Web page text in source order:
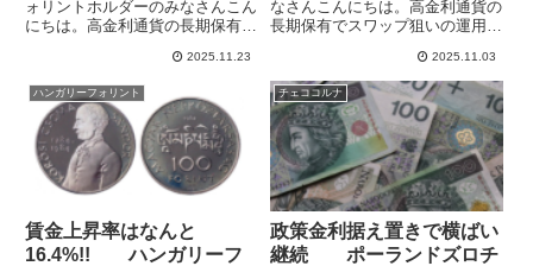
ォリントホルダーのみなさんこん
にちは。高金利通貨の長期保有で
す。複数の通貨ペアで分散して運
用することで為替変動の影響を抑
えて安定的にスワップを積み上げ
ることを目指しています。フォリ
ン...
2025.11.23
なさんこんにちは。高金利通貨の
長期保有でスワップ狙いの運用を
散して運用することで為替変動の
影響を抑えて安定的にスワップを
積み上げることを目指していま
す。フォリント運用はハンガリー
利...
2025.11.03
ハンガリーフォリント
賃金上昇率はなんと
16.4%!! ハンガリーフ
チェココルナ
政策金利据え置きで横ばい
継続 ポーランドズロチ